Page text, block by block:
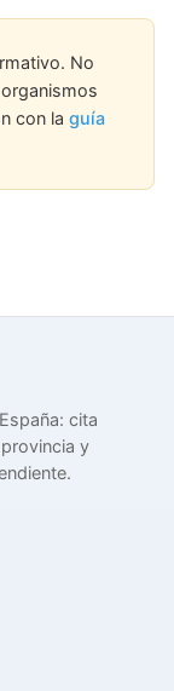
No
con la guía
cita
y